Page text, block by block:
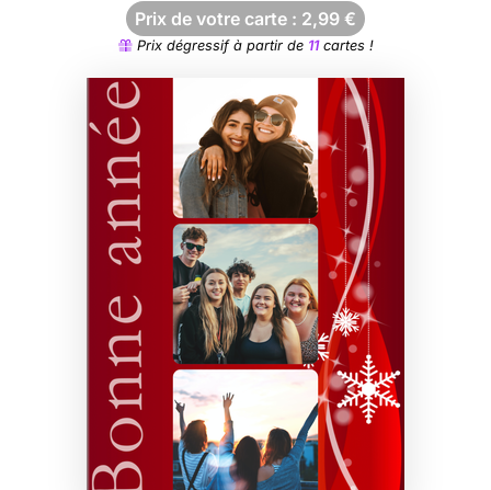
Prix de votre carte : 2,99 €
Prix dégressif à partir de 11cartes !